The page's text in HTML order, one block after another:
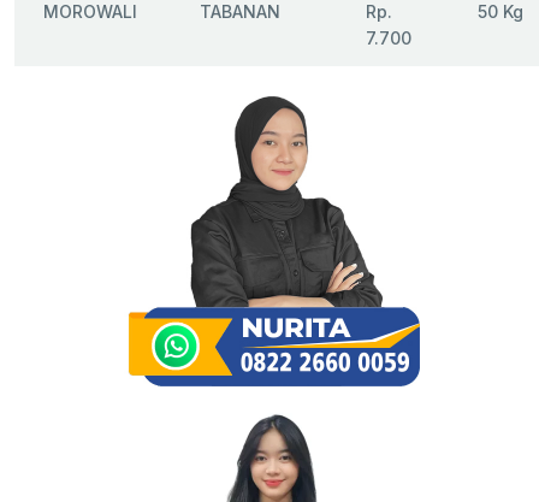
MOROWALI TABANAN
Rp.
7.700
50 Kg